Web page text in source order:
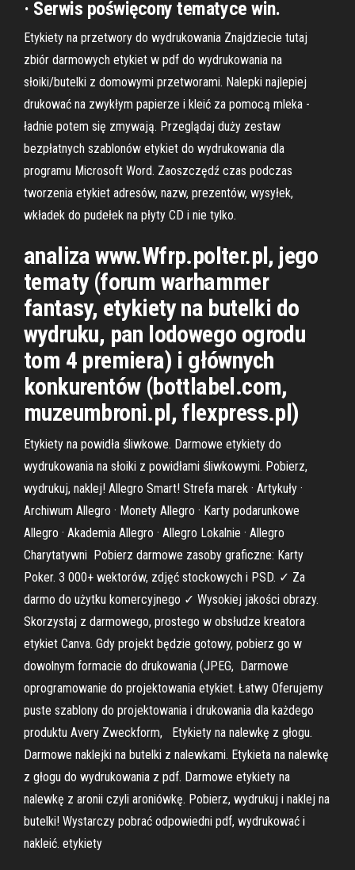
· Serwis poświęcony tematyce win.
Etykiety na przetwory do wydrukowania Znajdziecie tutaj
zbiór darmowych etykiet w pdf do wydrukowania na
słoiki/butelki z domowymi przetworami. Nalepki najlepiej
drukować na zwykłym papierze i kleić za pomocą mleka -
ładnie potem się zmywają. Przeglądaj duży zestaw
bezpłatnych szablonów etykiet do wydrukowania dla
programu Microsoft Word. Zaoszczędź czas podczas
tworzenia etykiet adresów, nazw, prezentów, wysyłek,
wkładek do pudełek na płyty CD i nie tylko.
analiza www.Wfrp.polter.pl, jego
tematy (forum warhammer
fantasy, etykiety na butelki do
wydruku, pan lodowego ogrodu
tom 4 premiera) i głównych
konkurentów (bottlabel.com,
muzeumbroni.pl, flexpress.pl)
Etykiety na powidła śliwkowe. Darmowe etykiety do
wydrukowania na słoiki z powidłami śliwkowymi. Pobierz,
wydrukuj, naklej! Allegro Smart! Strefa marek · Artykuły ·
Archiwum Allegro · Monety Allegro · Karty podarunkowe
Allegro · Akademia Allegro · Allegro Lokalnie · Allegro
Charytatywni Pobierz darmowe zasoby graficzne: Karty
Poker. 3 000+ wektorów, zdjęć stockowych i PSD. ✓ Za
darmo do użytku komercyjnego ✓ Wysokiej jakości obrazy.
Skorzystaj z darmowego, prostego w obsłudze kreatora
etykiet Canva. Gdy projekt będzie gotowy, pobierz go w
dowolnym formacie do drukowania (JPEG, Darmowe
oprogramowanie do projektowania etykiet. Łatwy Oferujemy
puste szablony do projektowania i drukowania dla każdego
produktu Avery Zweckform, Etykiety na nalewkę z głogu.
Darmowe naklejki na butelki z nalewkami. Etykieta na nalewkę
z głogu do wydrukowania z pdf. Darmowe etykiety na
nalewkę z aronii czyli aroniówkę. Pobierz, wydrukuj i naklej na
butelki! Wystarczy pobrać odpowiedni pdf, wydrukować i
nakleić. etykiety